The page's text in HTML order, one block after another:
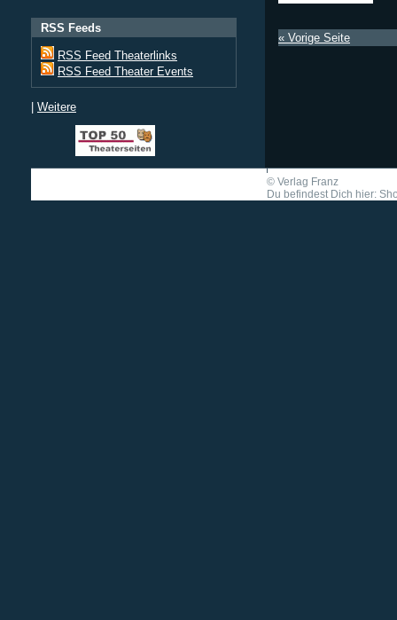
RSS Feeds
RSS Feed Theaterlinks
RSS Feed Theater Events
| Weitere
« Vorige Seite
© Verlag Franz
Du befindest Dich hier: